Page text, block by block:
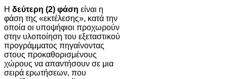
Η δεύτερη (2) φάση είναι η
φάση της «εκτέλεσης», κατά την
οποία οι υποψήφιοι προχωρούν
στην υλοποίηση του εξεταστικού
προγράμματος πηγαίνοντας
στους προκαθορισμένους
χώρους να απαντήσουν σε μια
σειρά ερωτήσεων, που